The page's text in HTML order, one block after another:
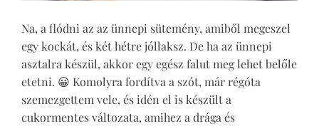
Na, a flódni az az ünnepi sütemény, amiből megeszel
egy kockát, és két hétre jóllaksz. De ha az ünnepi
asztalra készül, akkor egy egész falut meg lehet belőle
etetni. 😀 Komolyra fordítva a szót, már régóta
szemezgettem vele, és idén el is készült a
cukormentes változata, amihez a drága és